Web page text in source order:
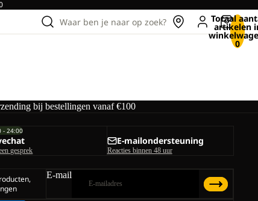
Waar ben je naar op zoek? Totaal
artikelen
0
bij bestellingen vanaf €100
- 24:00
gesprek
E-mailondersteuning
Reacties binnen 48 uur
E-mail